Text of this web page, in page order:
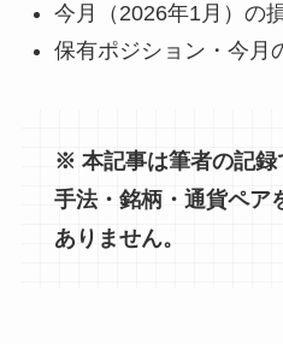
今月（2026年1月）の
保有ポジション・今月
※ 本記事は筆者の記録
手法・銘柄・通貨ペア
ありません。